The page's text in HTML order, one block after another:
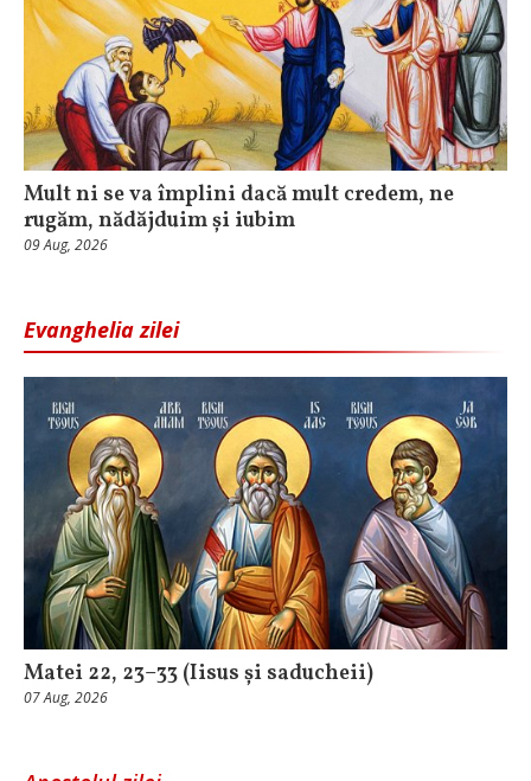
Mult ni se va împlini dacă mult credem, ne
rugăm, nădăjduim și iubim
09 Aug, 2026
Evanghelia zilei
Matei 22, 23–33 (Iisus și saducheii)
07 Aug, 2026